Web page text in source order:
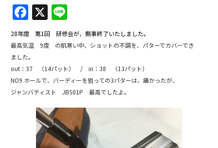
F
a
c
e
b
o
o
k
X
n
e
28年度 第1回 研修会が、無事終了いたしました。
最高気温 9度 の肌寒い中、ショットの不調を、パターでカバーでき
ました。
out：37 （14パット） / in：38 （13パット）
NO9 ホールで、バーディーを狙っての3パターは、痛かったが、
ジャンバティスト JB501P 最高でしたよ。